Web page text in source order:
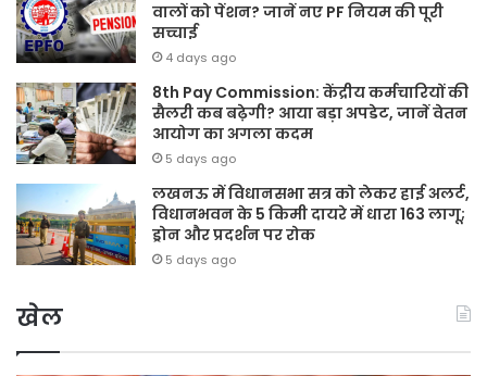
वालों को पेंशन? जानें नए PF नियम की पूरी
सच्चाई
4 days ago
8th Pay Commission: केंद्रीय कर्मचारियों की
सैलरी कब बढ़ेगी? आया बड़ा अपडेट, जानें वेतन
आयोग का अगला कदम
5 days ago
लखनऊ में विधानसभा सत्र को लेकर हाई अलर्ट,
विधानभवन के 5 किमी दायरे में धारा 163 लागू;
ड्रोन और प्रदर्शन पर रोक
5 days ago
खेल